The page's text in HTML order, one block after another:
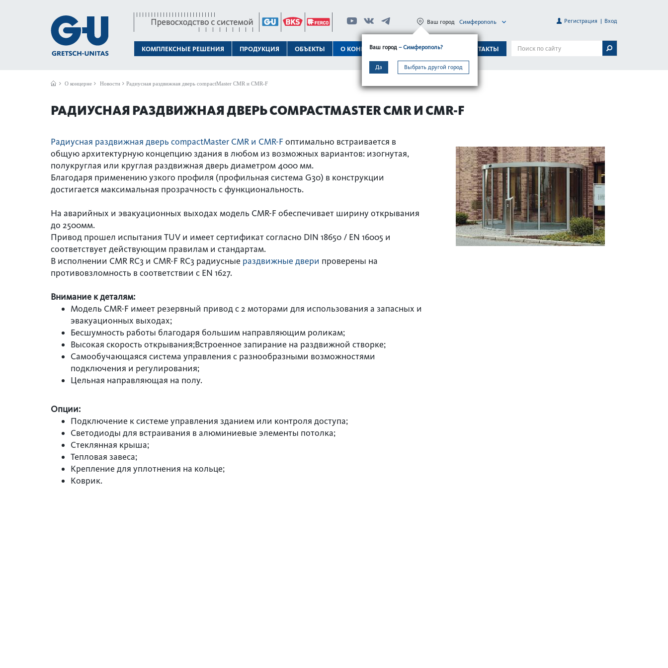
КОМПЛЕКСНЫЕ РЕШЕНИЯ ПРОДУКЦИЯ ОБЪЕКТЫ О КОНЦЕРНЕ ТЕХПОДДЕРЖКА КОНТАКТЫ
Ваш город – Симферополь?
Да Выбрать другой город
Ваш город Симферополь Регистрация Вход
О концерне Новости Радиусная раздвижная дверь compactMaster CMR и CMR-F
РАДИУСНАЯ РАЗДВИЖНАЯ ДВЕРЬ COMPACTMASTER CMR И CMR-F
Радиусная раздвижная дверь compactMaster CMR и CMR-F оптимально встраивается в
общую архитектурную концепцию здания в любом из возможных вариантов: изогнутая,
полукруглая или круглая раздвижная дверь диаметром 4000 мм.
Благодаря применению узкого профиля (профильная система G30) в конструкции
достигается максимальная прозрачность с функциональность.
На аварийных и эвакуационных выходах модель CMR-F обеспечивает ширину открывания
до 2500мм.
Привод прошел испытания TUV и имеет сертификат согласно DIN 18650 / EN 16005 и
соответствует действующим правилам и стандартам.
В исполнении CMR RC3 и CMR-F RC3 радиусные раздвижные двери проверены на
противовзломность в соответствии с EN 1627.
Внимание к деталям:
Модель CMR-F имеет резервный привод с 2 моторами для использования а запасных и
эвакуационных выходах;
Бесшумность работы благодаря большим направляющим роликам;
Высокая скорость открывания;Встроенное запирание на раздвижной створке;
Самообучающаяся система управления с разнообразными возможностями
подключения и регулирования;
Цельная направляющая на полу.
Опции:
Подключение к системе управления зданием или контроля доступа;
Светодиоды для встраивания в алюминиевые элементы потолка;
Стеклянная крыша;
Тепловая завеса;
Крепление для уплотнения на кольце;
Коврик.